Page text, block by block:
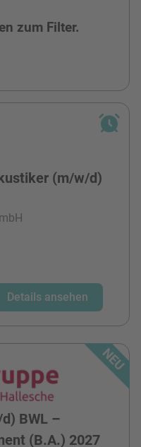
zum Filter.
(m/w/d)
Details ansehen
BWL –
(B.A.) 2027